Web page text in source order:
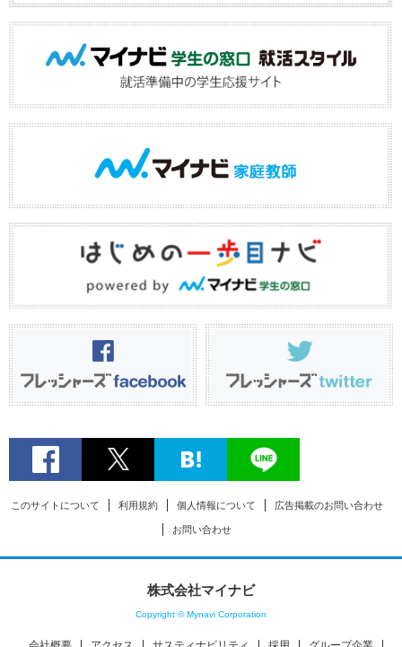
このサイトについて 利用規約 個人情報について 広告掲載のお問い合わせ
お問い合わせ
株式会社マイナビ
Copyright © Mynavi Corporation